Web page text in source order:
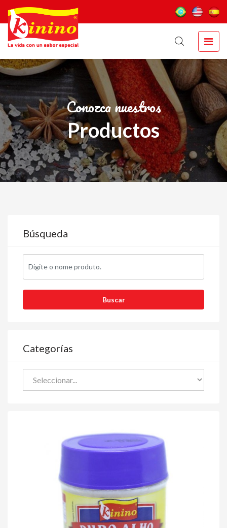
Conozca nuestros
Productos
Búsqueda
Categorías